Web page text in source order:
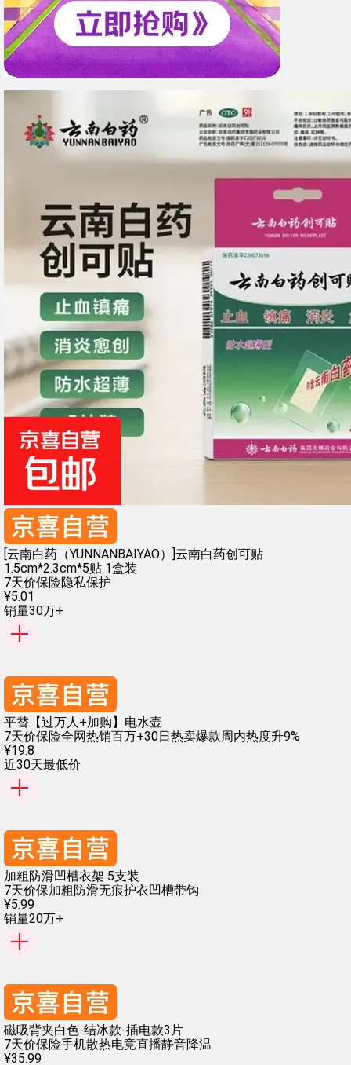
[云南白药（YUNNANBAIYAO）]云南白药创可贴
1.5cm*2.3cm*5贴 1盒装
7天价保险隐私保护
¥5.01
销量30万+
平替【过万人+加购】电水壶
7天价保险全网热销百万+30日热卖爆款周内热度升9%
¥19.8
近30天最低价
加粗防滑凹槽衣架 5支装
7天价保加粗防滑无痕护衣凹槽带钩
¥5.99
销量20万+
磁吸背夹白色-结冰款-插电款3片
7天价保险手机散热电竞直播静音降温
¥35.99